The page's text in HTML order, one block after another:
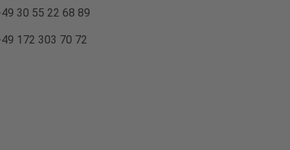
30 55 22 68 89
172 303 70 72